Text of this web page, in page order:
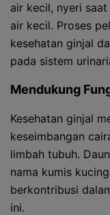
air kecil, nyeri
air kecil. Proses
kesehatan ginjal
pada sistem
Mendukung
Kesehatan ginjal
keseimbangan
limbah tubuh.
nama kumis
berkontribusi
ini.